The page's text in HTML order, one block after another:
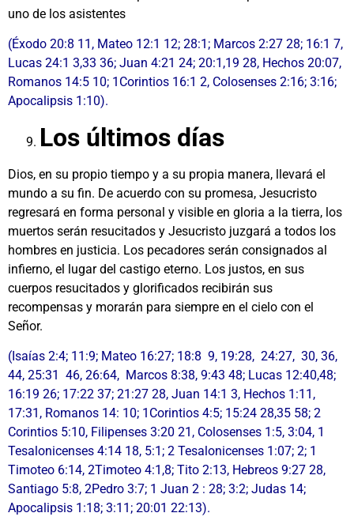
uno de los asistentes
(Éxodo 20:8 11, Mateo 12:1 12; 28:1; Marcos 2:27 28; 16:1 7,
Lucas 24:1 3,33 36; Juan 4:21 24; 20:1,19 28, Hechos 20:07,
Romanos 14:5 10; 1Corintios 16:1 2, Colosenses 2:16; 3:16;
Apocalipsis 1:10).
Los últimos días
Dios, en su propio tiempo y a su propia manera, llevará el
mundo a su fin. De acuerdo con su promesa, Jesucristo
regresará en forma personal y visible en gloria a la tierra, los
muertos serán resucitados y Jesucristo juzgará a todos los
hombres en justicia. Los pecadores serán consignados al
infierno, el lugar del castigo eterno. Los justos, en sus
cuerpos resucitados y glorificados recibirán sus
recompensas y morarán para siempre en el cielo con el
Señor.
(Isaías 2:4; 11:9; Mateo 16:27; 18:8 9, 19:28, 24:27, 30, 36,
44, 25:31 46, 26:64, Marcos 8:38, 9:43 48; Lucas 12:40,48;
16:19 26; 17:22 37; 21:27 28, Juan 14:1 3, Hechos 1:11,
17:31, Romanos 14: 10; 1Corintios 4:5; 15:24 28,35 58; 2
Corintios 5:10, Filipenses 3:20 21, Colosenses 1:5, 3:04, 1
Tesalonicenses 4:14 18, 5:1; 2 Tesalonicenses 1:07; 2; 1
Timoteo 6:14, 2Timoteo 4:1,8; Tito 2:13, Hebreos 9:27 28,
Santiago 5:8, 2Pedro 3:7; 1 Juan 2 : 28; 3:2; Judas 14;
Apocalipsis 1:18; 3:11; 20:01 22:13).